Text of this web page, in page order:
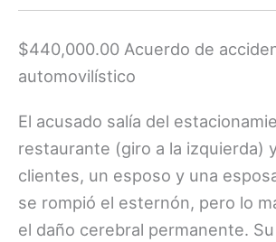
$440,000.00 Acuerdo de
automovilístico
El acusado salía del
restaurante (giro a la izquierda)
clientes, un esposo y una
se rompió el esternón, pero lo
el daño cerebral permanente.